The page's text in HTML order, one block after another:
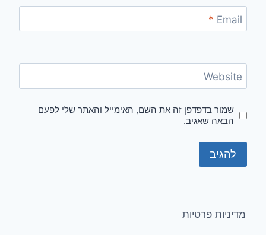
Email
*
Website
שמור בדפדפן זה את השם, האימייל והאתר שלי לפעם
הבאה שאגיב.
מדיניות פרטיות